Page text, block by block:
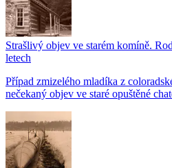
Strašlivý objev ve starém komíně.
letech
Případ zmizelého mladíka z
nečekaný objev ve staré opuštěné